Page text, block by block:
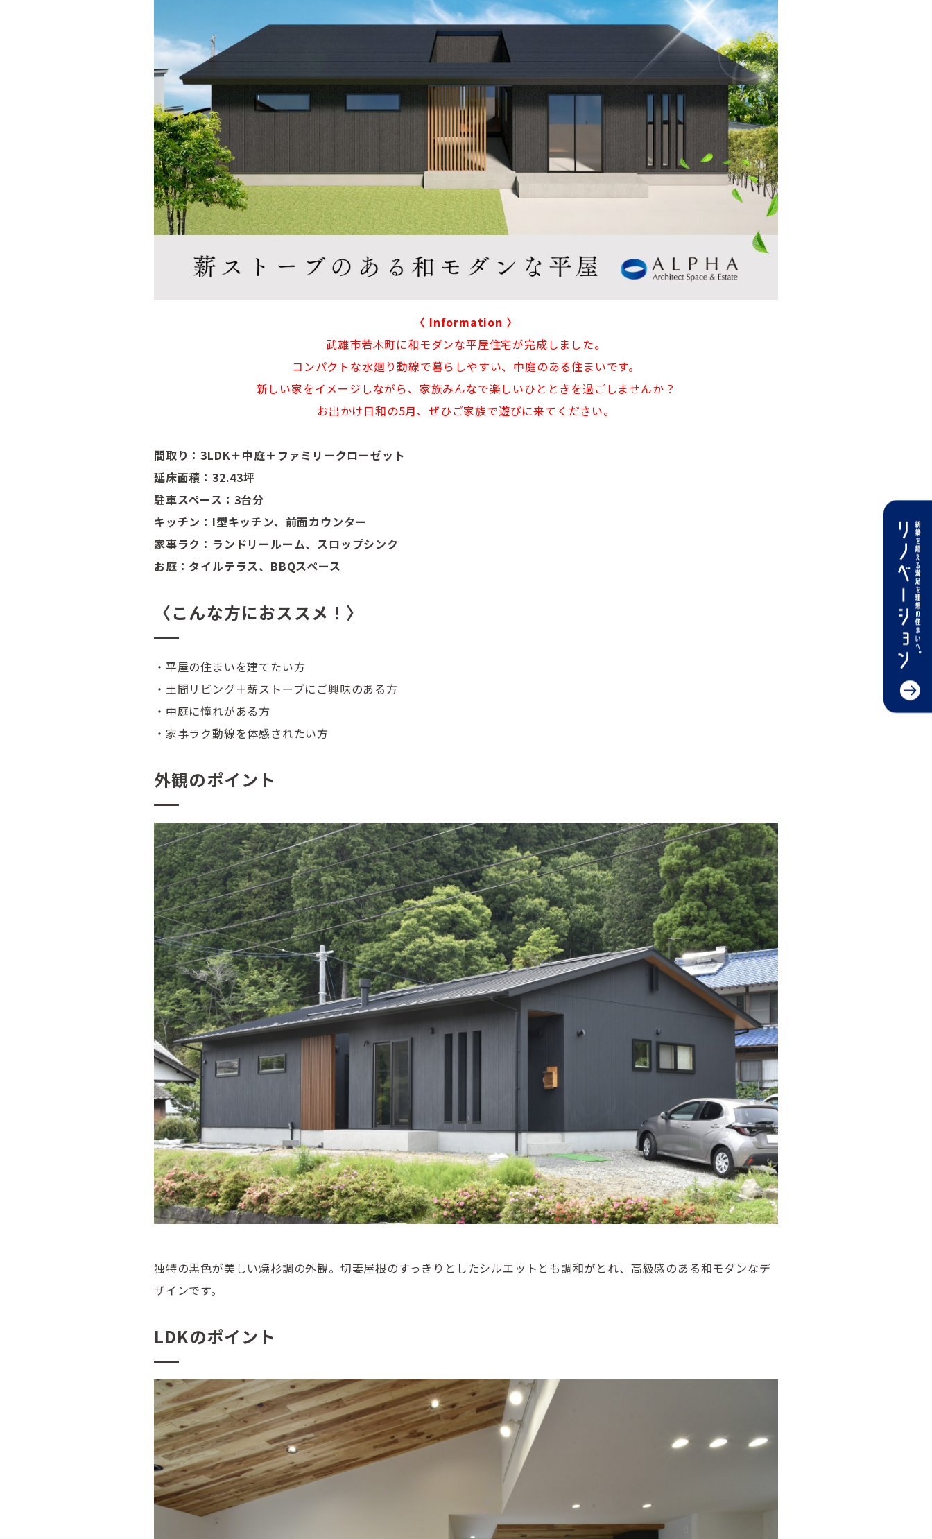
〈 Information 〉
武雄市若木町に和モダンな平屋住宅が完成しました。
コンパクトな水廻り動線で暮らしやすい、中庭のある住まいです。
新しい家をイメージしながら、家族みんなで楽しいひとときを過ごしませんか？
お出かけ日和の5月、ぜひご家族で遊びに来てください。
間取り：3LDK＋中庭＋ファミリークローゼット
延床面積：32.43坪
駐車スペース：3台分
キッチン：I型キッチン、前面カウンター
家事ラク：ランドリールーム、スロップシンク
お庭：タイルテラス、BBQスペース
〈こんな方におススメ！〉
・平屋の住まいを建てたい方
・土間リビング＋薪ストーブにご興味のある方
・中庭に憧れがある方
・家事ラク動線を体感されたい方
外観のポイント
独特の黒色が美しい焼杉調の外観。切妻屋根のすっきりとしたシルエットとも調和がとれ、高級感のある和モダンなデ
ザインです。
LDKのポイント